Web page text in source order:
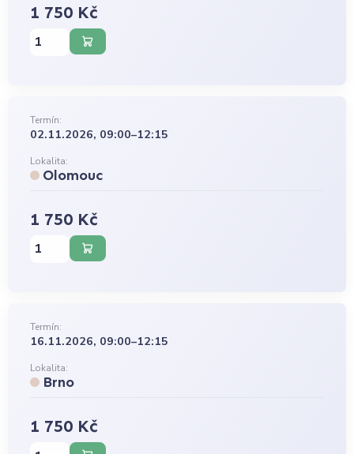
1 750 Kč
Termín:
02.11.2026, 09:00–12:15
Lokalita:
Olomouc
1 750 Kč
Termín:
16.11.2026, 09:00–12:15
Lokalita:
Brno
1 750 Kč